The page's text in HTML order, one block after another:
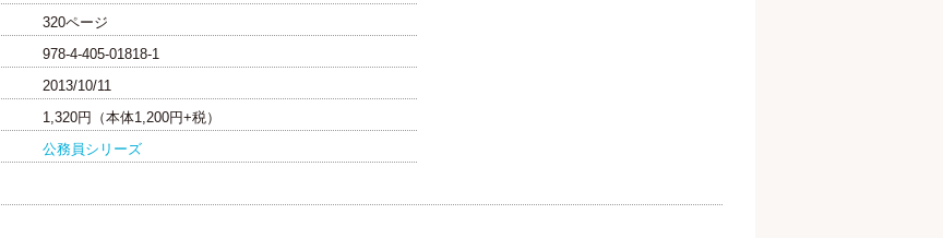
320ページ
978-4-405-01818-1
2013/10/11
1,320円（本体1,200円+税）
公務員シリーズ